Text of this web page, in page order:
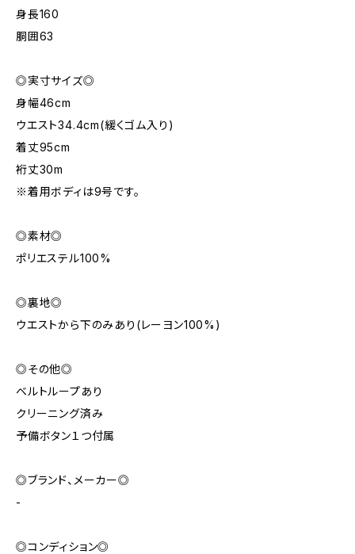
身長160
胴囲63
◎実寸サイズ◎
身幅46cm
ウエスト34.4cm(緩くゴム入り)
着丈95cm
裄丈30m
※着用ボディは9号です。
◎素材◎
ポリエステル100%
◎裏地◎
ウエストから下のみあり(レーヨン100%)
◎その他◎
ベルトループあり
クリーニング済み
予備ボタン１つ付属
◎ブランド、メーカー◎
-
◎コンディション◎